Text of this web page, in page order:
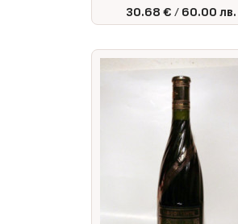
30.68 € 60.00 лв.